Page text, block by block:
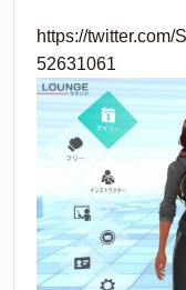
https://twitter.com/
52631061